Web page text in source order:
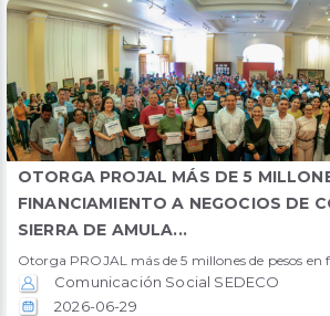
OTORGA PROJAL MÁS DE 5
FINANCIAMIENTO A NEGOCIOS DE
SIERRA DE AMULA...
Otorga PROJAL más de 5 millones de pesos en
Comunicación Social SEDECO
2026-06-29